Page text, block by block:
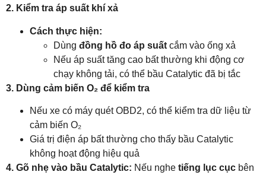
2. Kiểm tra áp suất khí xả
Cách thực hiện:
Dùng đồng hồ đo áp suất cắm vào ống xả
Nếu áp suất tăng cao bất thường khi động cơ
chạy không tải, có thể bầu Catalytic đã bị tắc
3. Dùng cảm biến O₂ để kiểm tra
Nếu xe có máy quét OBD2, có thể kiểm tra dữ liệu từ
cảm biến O₂
Giá trị điện áp bất thường cho thấy bầu Catalytic
không hoạt động hiệu quả
4. Gõ nhẹ vào bầu Catalytic: Nếu nghe tiếng lục cục bên